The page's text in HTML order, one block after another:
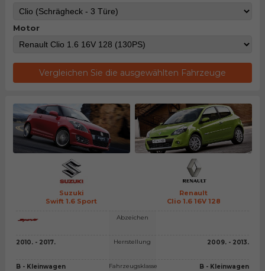
Motor
Vergleichen Sie die ausgewählten Fahrzeuge
Suzuki
Swift 1.6 Sport
Renault
Clio 1.6 16V 128
2010. - 2017.
B - Kleinwagen
Abzeichen
Herrstellung
Fahrzeugsklasse
2009. - 2013.
B - Kleinwagen